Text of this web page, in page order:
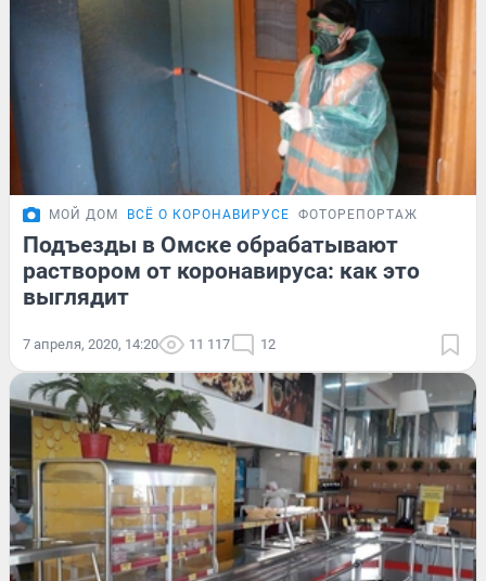
МОЙ ДОМ ВСЁ О КОРОНАВИРУСЕ ФОТОРЕПОРТАЖ
Подъезды в Омске обрабатывают
раствором от коронавируса: как это
выглядит
7 апреля, 2020, 14:20 11 117 12